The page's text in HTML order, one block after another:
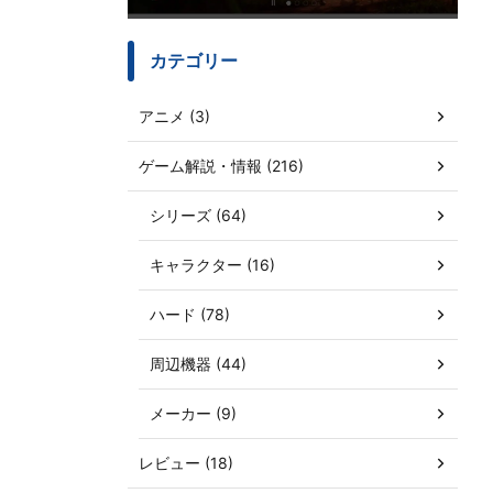
カテゴリー
アニメ (3)
ゲーム解説・情報 (216)
シリーズ (64)
キャラクター (16)
ハード (78)
周辺機器 (44)
メーカー (9)
レビュー (18)